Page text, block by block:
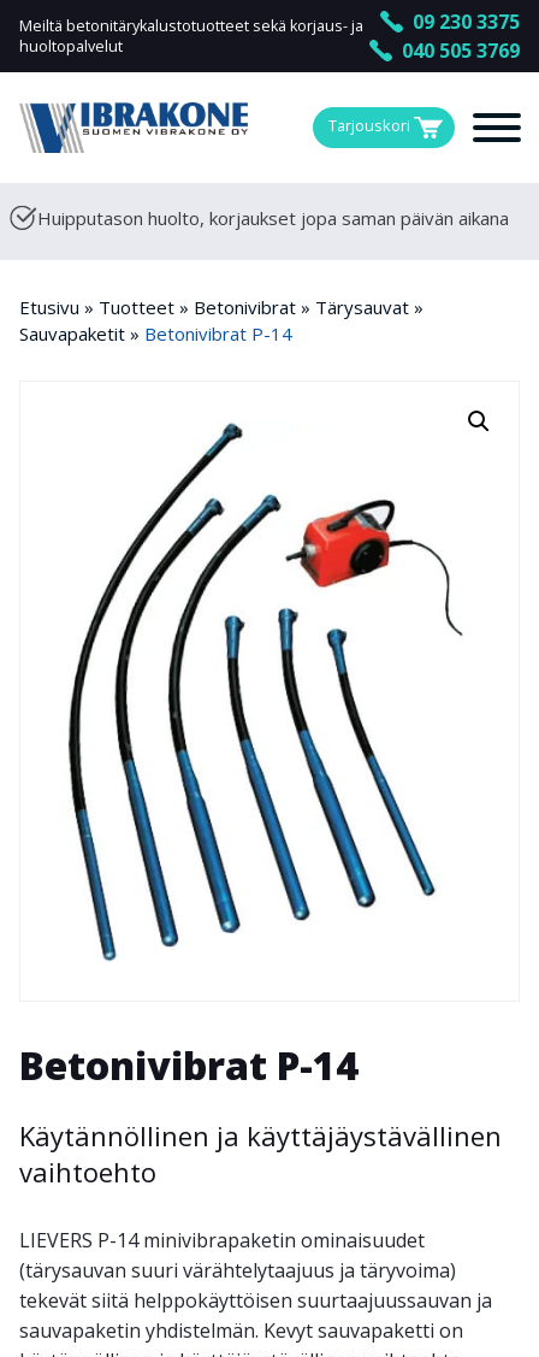
Meiltä betonitärykalustotuotteet sekä korjaus- ja
huoltopalvelut
09 230 3375
040 505 3769
Tarjouskori
Huipputason huolto, korjaukset jopa saman päivän aikana
Etusivu » Tuotteet » Betonivibrat » Tärysauvat »
Sauvapaketit » Betonivibrat P-14
Betonivibrat P-14
Käytännöllinen ja käyttäjäystävällinen
vaihtoehto
LIEVERS P-14 minivibrapaketin ominaisuudet
(tärysauvan suuri värähtelytaajuus ja täryvoima)
tekevät siitä helppokäyttöisen suurtaajuussauvan ja
sauvapaketin yhdistelmän. Kevyt sauvapaketti on